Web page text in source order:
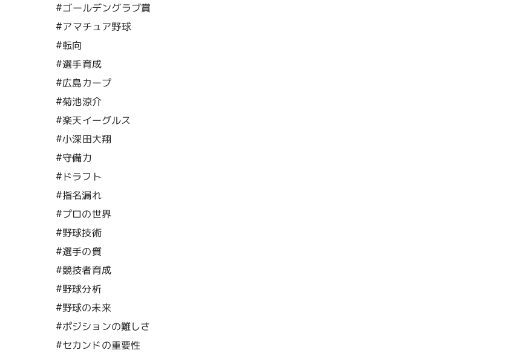
#ゴールデングラブ賞
#アマチュア野球
#転向
#選手育成
#広島カープ
#菊池涼介
#楽天イーグルス
#小深田大翔
#守備力
#ドラフト
#指名漏れ
#プロの世界
#野球技術
#選手の質
#競技者育成
#野球分析
#野球の未来
#ポジションの難しさ
#セカンドの重要性